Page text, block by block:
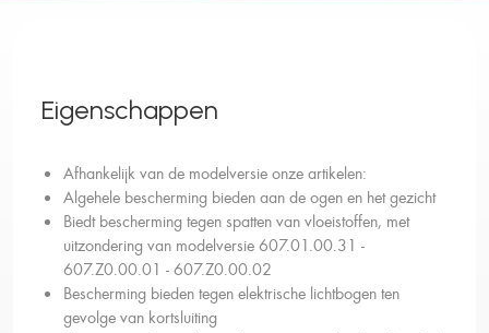
Eigenschappen
Afhankelijk van de modelversie onze artikelen:
Algehele bescherming bieden aan de ogen en het gezicht
Biedt bescherming tegen spatten van vloeistoffen, met
uitzondering van modelversie 607.01.00.31 -
607.Z0.00.01 - 607.Z0.00.02
Bescherming bieden tegen elektrische lichtbogen ten
gevolge van kortsluiting